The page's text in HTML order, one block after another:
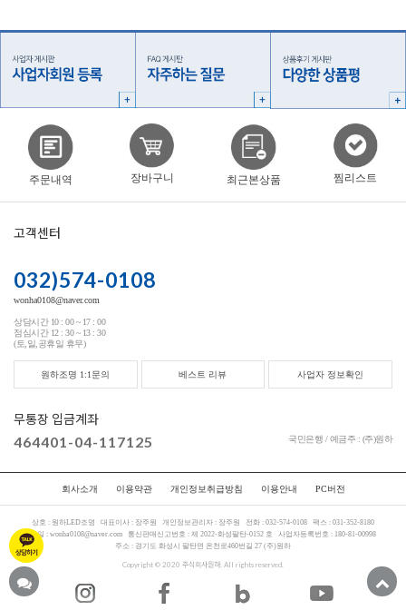
주문내역 장바구니 최근본상품 찜리스트
고객센터
032)574-0108
wonha0108@naver.com
상담시간 10 : 00 ~ 17 : 00
점심시간 12 : 30 ~ 13 : 30
(토,일,공휴일 휴무)
원하조명 1:1문의 베스트 리뷰 사업자 정보확인
무통장 입금계좌
464401-04-117125 국민은행 / 예금주 : (주)원하
회사소개 이용약관 개인정보취급방침 이용안내 PC버전
상호 : 원하LED조명 대표이사 : 장주원 개인정보관리자 : 장주원 전화 : 032-574-0108 팩스 : 031-352-8180
메일 : wonha0108@naver.com 통신판매신고번호 : 제 2022-화성팔탄-0152 호 사업자등록번호 : 180-81-00998
주소 : 경기도 화성시 팔탄면 온천로460번길 27 (주)원하
Copyright © 2020 주식회사원하. All rights reserved.